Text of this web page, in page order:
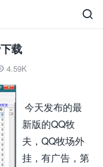

载
4.59K
今天发布的最
新版的QQ牧
夫，QQ牧场外
挂，有广告，第